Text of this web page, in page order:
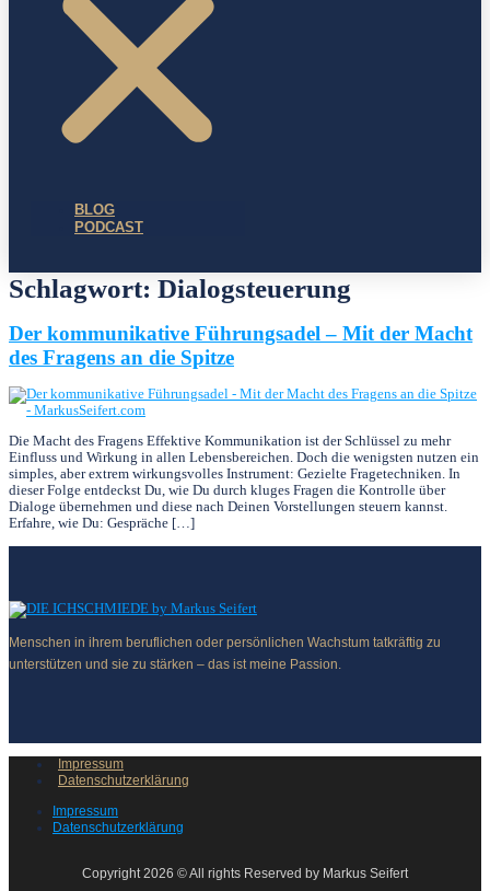
BLOG
PODCAST
Schlagwort: Dialogsteuerung
Der kommunikative Führungsadel – Mit der Macht
des Fragens an die Spitze
Die Macht des Fragens Effektive Kommunikation ist der Schlüssel zu mehr
Einfluss und Wirkung in allen Lebensbereichen. Doch die wenigsten nutzen ein
simples, aber extrem wirkungsvolles Instrument: Gezielte Fragetechniken. In
dieser Folge entdeckst Du, wie Du durch kluges Fragen die Kontrolle über
Dialoge übernehmen und diese nach Deinen Vorstellungen steuern kannst.
Erfahre, wie Du: Gespräche […]
Menschen in ihrem beruflichen oder persönlichen Wachstum tatkräftig zu
unterstützen und sie zu stärken – das ist meine Passion.
Impressum
Datenschutzerklärung
Impressum
Datenschutzerklärung
Copyright 2026 © All rights Reserved by Markus Seifert